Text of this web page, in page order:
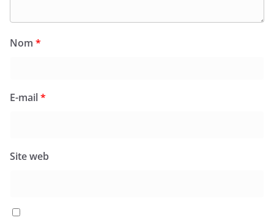
Nom *
E-mail*
Site web